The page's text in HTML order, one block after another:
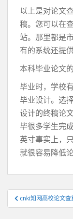
以上是对论文
稿。您可以在
站。那里都是
有的系统还提
本科毕业论文
毕业时，学校
毕业设计。选
设计的终稿论
毕很多学生完
英寸事实上，
就很容易降低
文
章
cnki知网高校论文查